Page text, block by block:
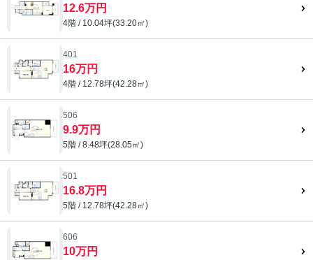
12.6万円
4階 / 10.04坪(33.20㎡)
401
16万円
4階 / 12.78坪(42.28㎡)
506
9.9万円
5階 / 8.48坪(28.05㎡)
501
16.8万円
5階 / 12.78坪(42.28㎡)
606
10万円